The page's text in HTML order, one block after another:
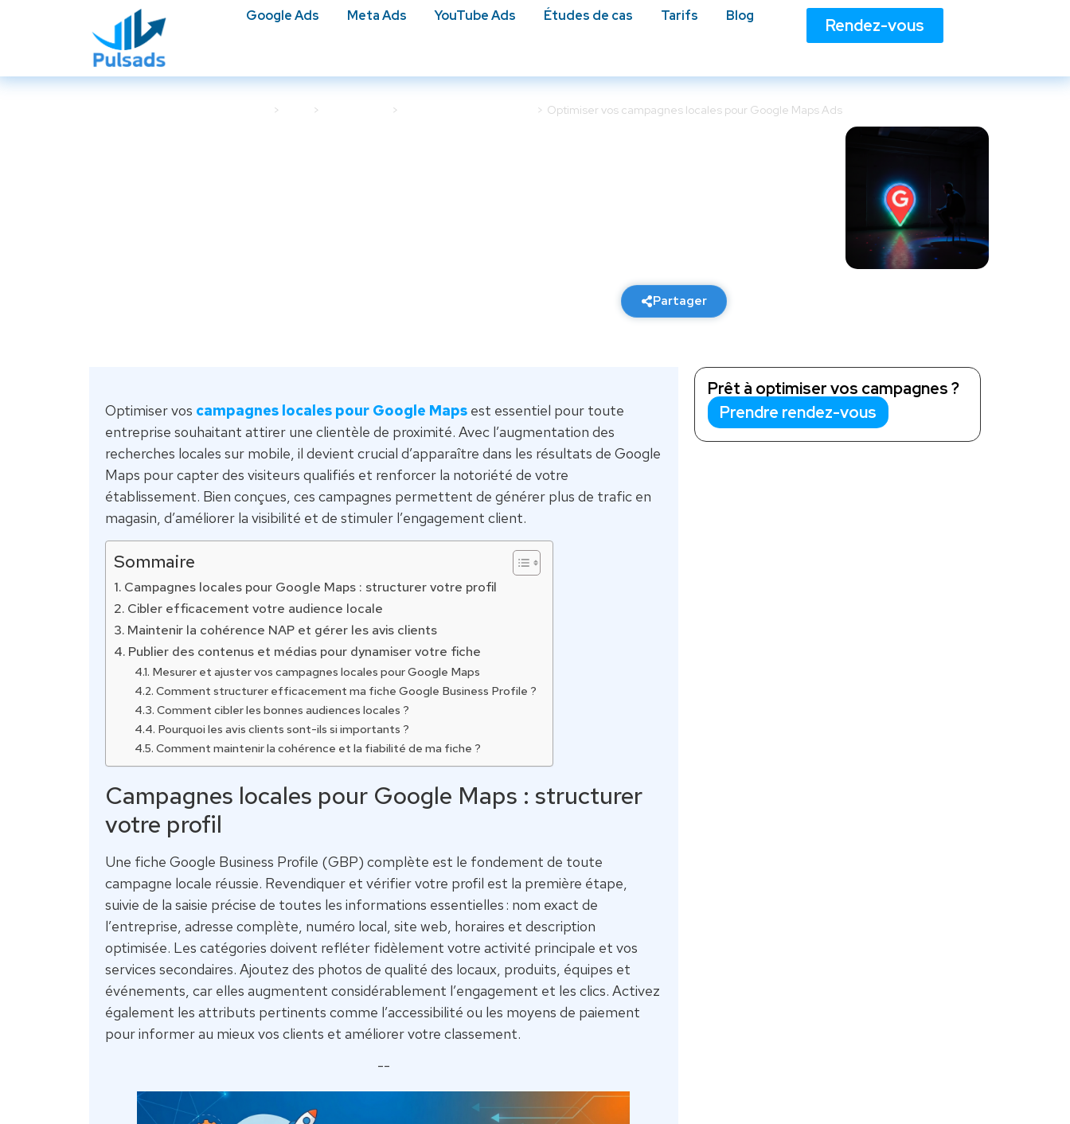
Google Ads Meta Ads YouTube Ads Études de cas​ Tarifs Blog Rendez-vous
Optimiser vos campagnes locales pour Google Maps Ads
Partager
Optimiser vos campagnes locales pour Google Maps est essentiel pour toute
entreprise souhaitant attirer une clientèle de proximité. Avec l’augmentation des
recherches locales sur mobile, il devient crucial d’apparaître dans les résultats de Google
Maps pour capter des visiteurs qualifiés et renforcer la notoriété de votre
établissement. Bien conçues, ces campagnes permettent de générer plus de trafic en
magasin, d’améliorer la visibilité et de stimuler l’engagement client.
Sommaire
Campagnes locales pour Google Maps : structurer votre profil
Cibler efficacement votre audience locale
Maintenir la cohérence NAP et gérer les avis clients
Publier des contenus et médias pour dynamiser votre fiche
Mesurer et ajuster vos campagnes locales pour Google Maps
Comment structurer efficacement ma fiche Google Business Profile ?
Comment cibler les bonnes audiences locales ?
Pourquoi les avis clients sont-ils si importants ?
Comment maintenir la cohérence et la fiabilité de ma fiche ?
Campagnes locales pour Google Maps : structurer
votre profil
Une fiche Google Business Profile (GBP) complète est le fondement de toute
campagne locale réussie. Revendiquer et vérifier votre profil est la première étape,
suivie de la saisie précise de toutes les informations essentielles : nom exact de
l’entreprise, adresse complète, numéro local, site web, horaires et description
optimisée. Les catégories doivent refléter fidèlement votre activité principale et vos
services secondaires. Ajoutez des photos de qualité des locaux, produits, équipes et
événements, car elles augmentent considérablement l’engagement et les clics. Activez
également les attributs pertinents comme l’accessibilité ou les moyens de paiement
pour informer au mieux vos clients et améliorer votre classement.
--
Prêt à optimiser vos campagnes ?
Prendre rendez-vous